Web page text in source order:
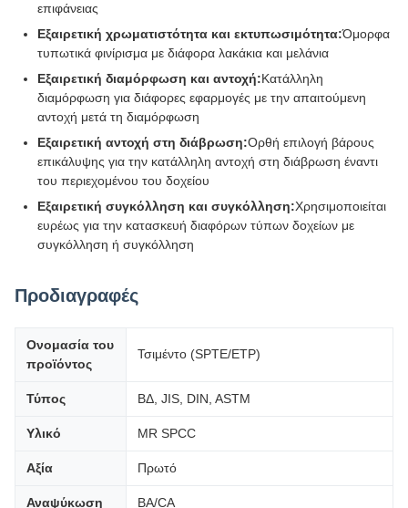
επιφάνειας
Εξαιρετική χρωματιστότητα και εκτυπωσιμότητα:Όμορφα
τυπωτικά φινίρισμα με διάφορα λακάκια και μελάνια
Εξαιρετική διαμόρφωση και αντοχή:Κατάλληλη
διαμόρφωση για διάφορες εφαρμογές με την απαιτούμενη
αντοχή μετά τη διαμόρφωση
Εξαιρετική αντοχή στη διάβρωση:Ορθή επιλογή βάρους
επικάλυψης για την κατάλληλη αντοχή στη διάβρωση έναντι
του περιεχομένου του δοχείου
Εξαιρετική συγκόλληση και συγκόλληση:Χρησιμοποιείται
ευρέως για την κατασκευή διαφόρων τύπων δοχείων με
συγκόλληση ή συγκόλληση
Προδιαγραφές
Ονομασία του
προϊόντος
Τσιμέντο (SPTE/ETP)
Τύπος ΒΔ, JIS, DIN, ASTM
Υλικό MR SPCC
Αξία Πρωτό
Αναψύκωση BA/CA